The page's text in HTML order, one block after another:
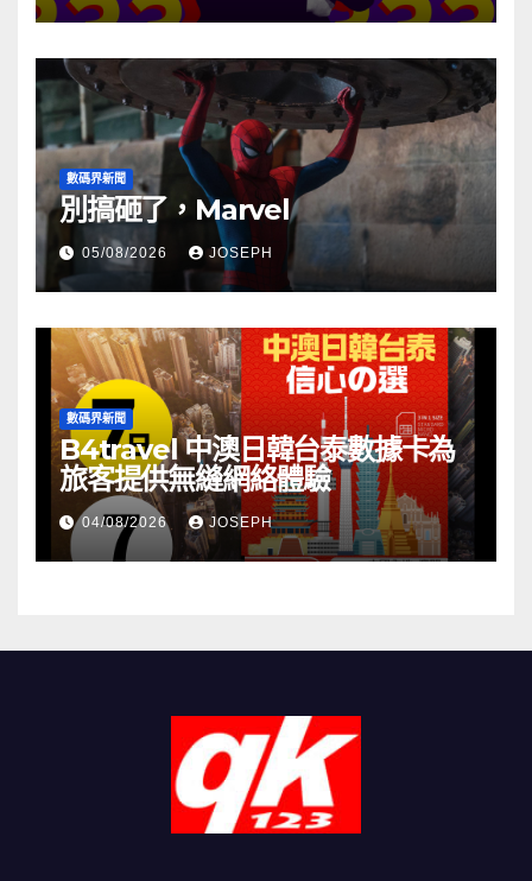
數碼界新聞
別搞砸了，Marvel
05/08/2026 JOSEPH
數碼界新聞
B4travel 中澳日韓台泰數據卡為
旅客提供無縫網絡體驗
04/08/2026 JOSEPH